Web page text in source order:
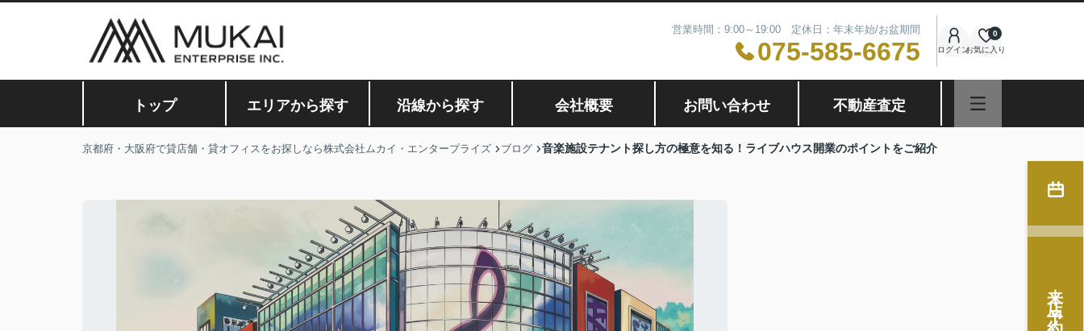
営業時間：9:00～19:00 定休日：年末年始/お盆期間
075-585-6675 ログインお気に入り
0
トップ エリアから探す 沿線から探す 会社概要 お問い合わせ 不動産査定
京都府・大阪府で貸店舗・貸オフィスをお探しなら株式会社ムカイ・エンタープライズ ブログ 音楽施設テナント探し方の極意を知る！ライブハウス開業のポイントをご紹介
来店予約